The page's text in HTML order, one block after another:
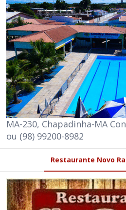
MA-230, Chapadinha-MA
ou (98) 99200-8982
Restaurante Novo